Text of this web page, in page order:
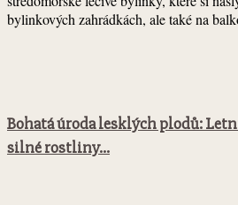
bylinkových zahrádkách, ale také na
Bohatá úroda lesklých plodů:
silné rostliny...